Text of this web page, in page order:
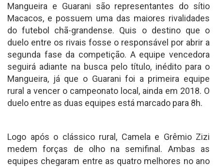
Mangueira e Guarani são representantes do sítio
Macacos, e possuem uma das maiores rivalidades
do futebol chã-grandense. Quis o destino que o
duelo entre os rivais fosse o responsável por abrir a
segunda fase da competição. A equipe vencedora
seguirá adiante na busca pelo título, inédito para o
Mangueira, já que o Guarani foi a primeira equipe
rural a vencer o campeonato local, ainda em 2018. O
duelo entre as duas equipes está marcado para 8h.
Logo após o clássico rural, Camela e Grêmio Zizi
medem forças de olho na semifinal. Ambas as
equipes chegaram entre as quatro melhores no ano